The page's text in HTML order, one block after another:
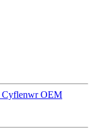
OEM